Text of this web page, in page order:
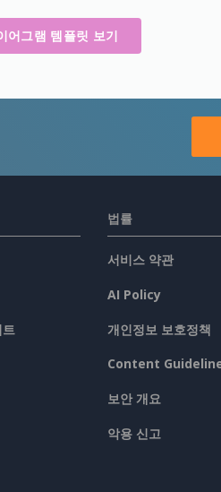
어그램 템플릿 보기
법률
서비스 약관
AI Policy
개인정보 보호정책
Content
보안 개요
악용 신고